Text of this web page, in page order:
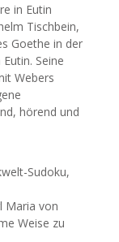
in Eutin
Tischbein,
Goethe in der
Seine
Webers
hörend und
Sudoku,
Maria von
Weise zu